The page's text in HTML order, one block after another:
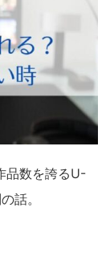
品数を誇るU-
話。